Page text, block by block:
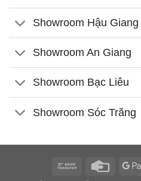
Showroom Hậu Giang
Showroom An Giang
Showroom Bạc Liêu
Showroom Sóc Trăng